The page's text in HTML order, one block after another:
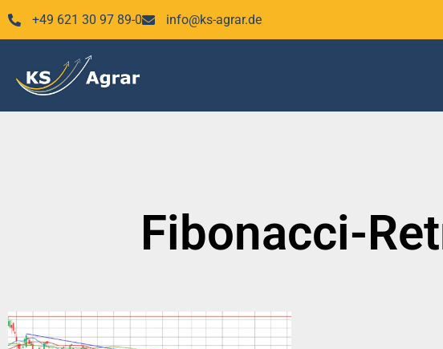
Zum
Inhalt
+49 621 30 97 89-0 info@ks-agrar.de
Fibonacci-